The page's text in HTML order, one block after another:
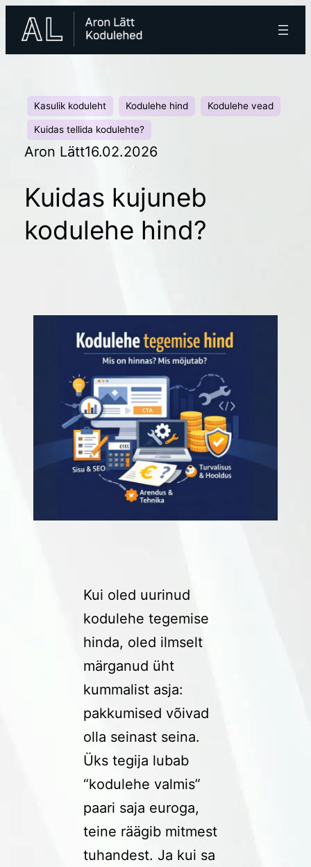
Liigu
sisu
Kasulik koduleht Kodulehe hind Kodulehe vead
Kuidas tellida kodulehte?
Aron Lätt16.02.2026
Kuidas kujuneb
kodulehe hind?
Kui oled uurinud
kodulehe tegemise
hinda, oled ilmselt
märganud üht
kummalist asja:
pakkumised võivad
olla seinast seina.
Üks tegija lubab
“kodulehe valmis”
paari saja euroga,
teine räägib mitmest
tuhandest. Ja kui sa